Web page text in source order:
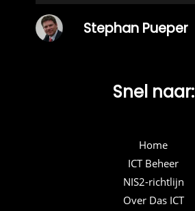
Stephan Pueper
Snel naar:
Home
ICT Beheer
NIS2-richtlijn
Over Das ICT